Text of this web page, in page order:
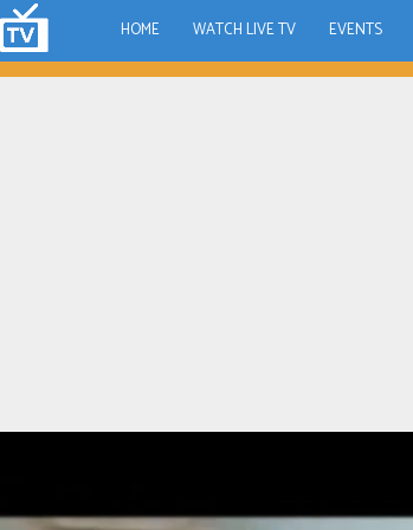
HOME WATCH LIVE TV EVENTS